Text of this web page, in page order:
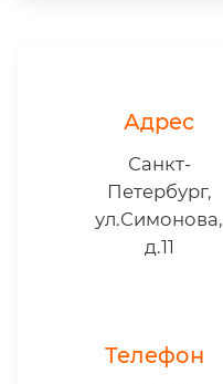
Адрес
Санкт-
Петербург,
ул.Симонова,
д.11
Телефон